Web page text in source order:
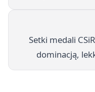
Setki medali
dominacją,